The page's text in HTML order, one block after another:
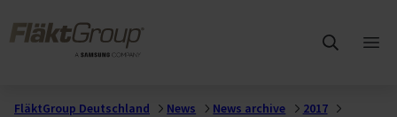
FläktGroup Deutschland News News archive
2017